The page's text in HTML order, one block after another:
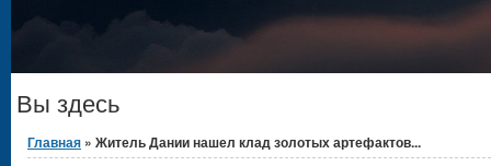
Вы здесь
Главная » Житель Дании нашел клад золотых артефактов...